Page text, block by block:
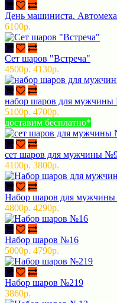
День машиниста.
6100р.
Сет шаров "Встреча"
4500р. 4130р.
набор шаров для
5100р. 4700р.
доставим бесплатно*
сет шаров для мужчины
4100р. 3800р.
Набор шаров для
4800р. 4290р.
Набор шаров №16
5000р. 4790р.
Набор шаров №219
3860р.